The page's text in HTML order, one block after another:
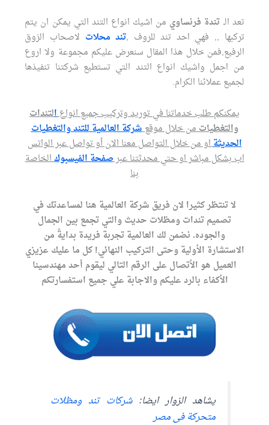
تعد الـ تندة فرنساوي من اشيك انواع التند التي يمكن ان يتم
تركبها ,, فهي احد تند للروف ,تند محلات لاصحاب الزوق
الرفيع,فمن خلال هذا المقال سنعرض عليكم مجموعة ولا اروع
من اجمل واشيك انواع التند التي تستطيع شركتنا تنفيذها
لجميع عملائنا الكرام.
يمكنكم طلب خدماتنا في توريد وتركيب جميع انواعالتندات
والتغطياتمن خلال موقعشركة العالميةللتند والتغطيات
الحديثةاو من خلال التواصل معنا الان أو تواصل عبر الواتس
اب بشكل مباشر او حتي محدثتنا عبرصفحة الفيسبوكالخاصة
بنا
لا تنتظر كثيرا لان فريق شركة العالمية هنا لمساعدتك في
تصميم تندات ومظلات حديث والتي تجمع بين الجمال
والجوده. نضمن لك العالمية تجربة فريدة بدايةً من
الاستشارة الأولية وحتى التركيب النهائي! كل ما عليك عزيزي
العميل هو الأتصال على الرقم التالي ليقوم أحد مهندسينا
الأكفاء بالرد عليكم والاجابة علي جميع استفسارتكم
يشاهد الزوار ايضا:شركات تند ومظلات
متحركة فى مصر